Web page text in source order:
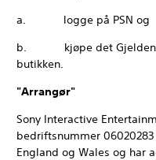
a. logge på PSN og
b. kjøpe det Gjeldende
butikken.
"Arrangør"
Sony Interactive
bedriftsnummer 06020283
England og Wales og har